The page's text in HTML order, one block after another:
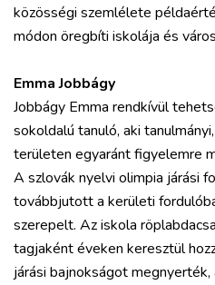
közösségi szemlélete
módon öregbíti iskolája és
Emma Jobbágy
Jobbágy Emma rendkívül
sokoldalú tanuló, aki
területen egyaránt figyelemre
A szlovák nyelvi olimpia járási
továbbjutott a kerületi
szerepelt. Az iskola
tagjaként éveken keresztül
járási bajnokságot